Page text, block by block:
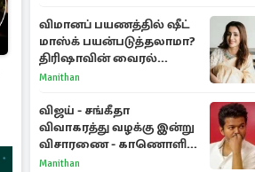
விமானப் பயணத்தில் ஷீட்
மாஸ்க் பயன்படுத்தலாமா?
திரிஷாவின் வைரல்
செல்ஃபிக்கு மருத்துவர்
Manithan
விஜய் - சங்கீதா
விவாகரத்து வழக்கு இன்று
விசாரணை - காணொளி
மூலம் ஆஜராக வாய்ப்பு
Manithan